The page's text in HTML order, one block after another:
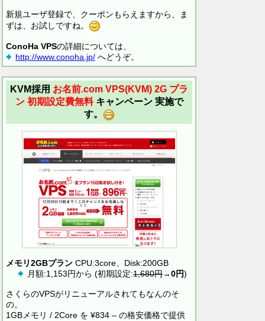
新規ユーザ登録で、クーポンもらえますから、ま
ずは、お試しですね。
ConoHa VPSの詳細については、
http://www.conoha.jp/ へどうぞ。
KVM採用 お名前.com VPS(KVM) 2G プラ
ン 初期設定費無料 キャンペーン 実施で
す。
メモリ2GBプラン CPU:3core、Disk:200GB
月額:1,153円から (初期設定:1,680円→0円)
さくらのVPSがリニューアルされてもなんのそ
の。
1GBメモリ / 2Core を ¥834 – の格安価格で提供